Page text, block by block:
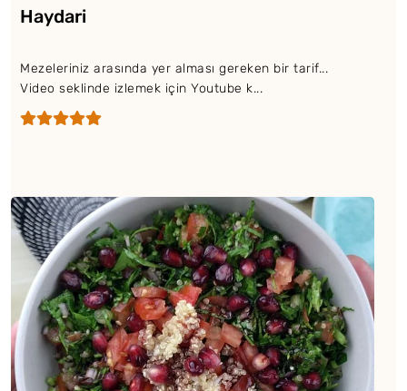
Haydari
Mezeleriniz arasında yer alması gereken bir tarif...
Video seklinde izlemek için Youtube k...